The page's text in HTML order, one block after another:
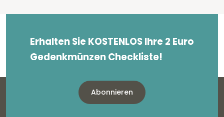
Erhalten Sie KOSTENLOS Ihre 2 Euro
Gedenkmünzen Checkliste!
Abonnieren